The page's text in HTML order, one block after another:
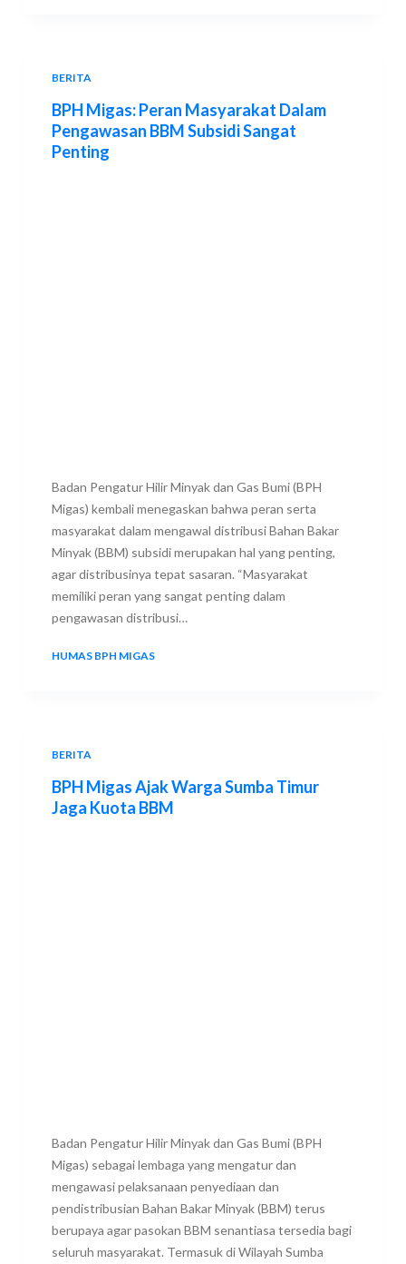
BERITA
BPH Migas: Peran Masyarakat Dalam
Pengawasan BBM Subsidi Sangat
Penting
Badan Pengatur Hilir Minyak dan Gas Bumi (BPH
Migas) kembali menegaskan bahwa peran serta
masyarakat dalam mengawal distribusi Bahan Bakar
Minyak (BBM) subsidi merupakan hal yang penting,
agar distribusinya tepat sasaran. “Masyarakat
memiliki peran yang sangat penting dalam
pengawasan distribusi…
HUMAS BPH MIGAS
BERITA
BPH Migas Ajak Warga Sumba Timur
Jaga Kuota BBM
Badan Pengatur Hilir Minyak dan Gas Bumi (BPH
Migas) sebagai lembaga yang mengatur dan
mengawasi pelaksanaan penyediaan dan
pendistribusian Bahan Bakar Minyak (BBM) terus
berupaya agar pasokan BBM senantiasa tersedia bagi
seluruh masyarakat. Termasuk di Wilayah Sumba